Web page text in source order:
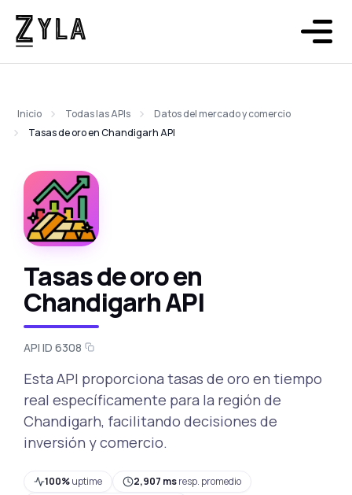
Inicio Todas las APIs
Datos del mercado y comercio
Tasas de oro en Chandigarh API
Tasas de oro en
Chandigarh API
API ID 6308
Esta API proporciona tasas de oro en tiempo
real específicamente para la región de
Chandigarh, facilitando decisiones de
inversión y comercio.
100%uptime 2,907 msresp. promedio